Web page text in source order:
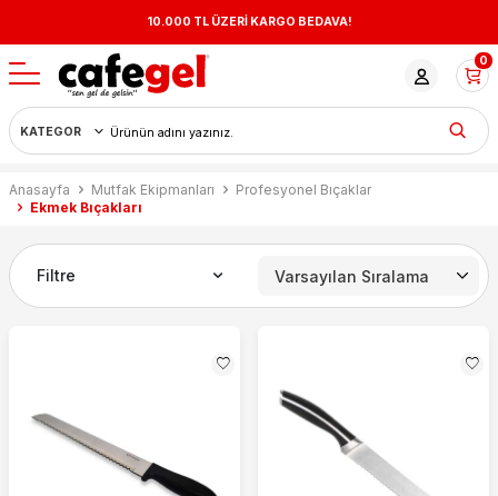
10.000 TL ÜZERİ KARGO BEDAVA!
0
Anasayfa Mutfak Ekipmanları
Profesyonel Bıçaklar
Ekmek Bıçakları
Filtre